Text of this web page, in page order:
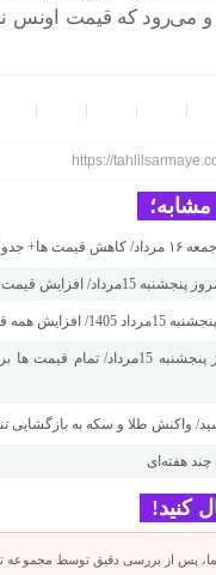
و می‌رود که قیمت اونس
https://
و جزییات
افزایش قیمت ها + جدول
قیمت ها + جدول
قیمت طلا و سکه امروز پنجشنبه 15مرداد/
واکنش طلا و سکه به بازگشایی
هفته‌ای
کنید!
پس از بررسی دقیق توسط مجموعه